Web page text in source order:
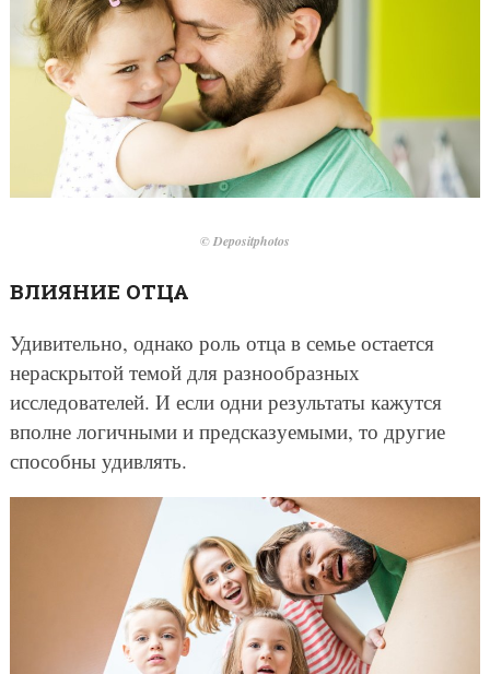
© Depositphotos
ВЛИЯНИЕ ОТЦА
Удивительно, однако роль отца в семье остается
нераскрытой темой для разнообразных
исследователей. И если одни результаты кажутся
вполне логичными и предсказуемыми, то другие
способны удивлять.